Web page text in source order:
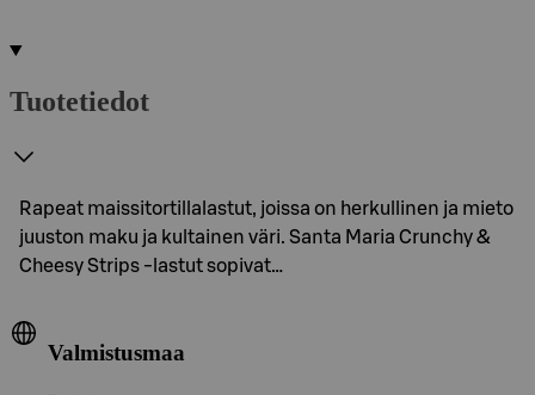
Tuotetiedot
Rapeat maissitortillalastut, joissa on herkullinen ja mieto
juuston maku ja kultainen väri. Santa Maria Crunchy &
Cheesy Strips -lastut sopivat…
Valmistusmaa